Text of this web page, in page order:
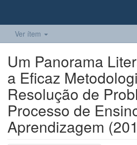
Ver ítem
Um Panorama
a Eficaz
Resolução de
Processo de
Aprendizagem